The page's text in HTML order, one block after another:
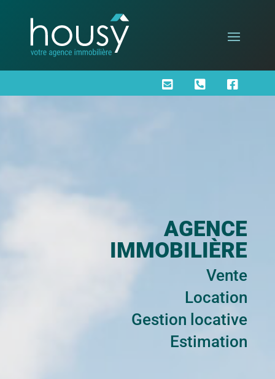
  
AGENCE
IMMOBILIÈRE
Vente
Location
Gestion locative
Estimation